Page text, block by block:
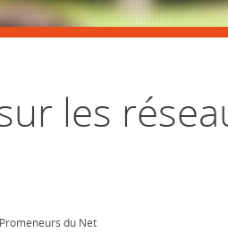
les
du Net